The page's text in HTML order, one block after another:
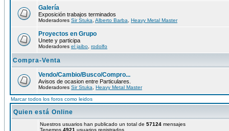
Galería
Exposición trabajos terminados
Moderadores Sir Stuka Alberto Barba Heavy Metal Master
Proyectos en Grupo
Unete y participa
Moderadores el jaibo rodolfo
Compra-Venta
Vendo/Cambio/Busco/Compro...
Avisos de ocasion entre Particulares.
Moderadores Sir Stuka Heavy Metal Master
Marcar todos los foros como leidos
Quien está Online
Nuestros usuarios han publicado un total de 57124 mensajes
Tenemos 4921 usuarios registrados